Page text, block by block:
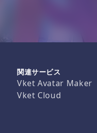
関連サービス
Vket Avatar Maker
Vket Cloud